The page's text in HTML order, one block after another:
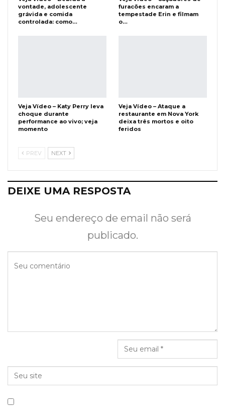
vontade, adolescente
grávida e comida
controlada: como…
furacões encaram a
tempestade Erin e filmam
o…
Veja Vídeo – Katy Perry leva
choque durante
performance ao vivo; veja
momento
Veja Vídeo – Ataque a
restaurante em Nova York
deixa três mortos e oito
feridos
PREV NEXT
DEIXE UMA RESPOSTA
Seu endereço de email não será
publicado.